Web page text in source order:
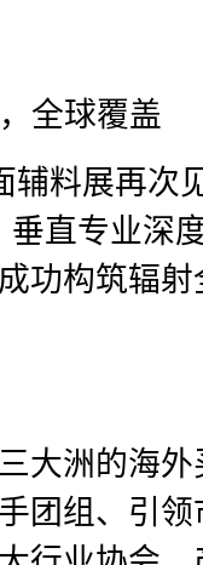
全球覆盖
辅料展再次
直专业深
功构筑辐
大洲的海
团组、引